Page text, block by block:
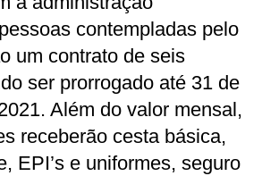
contempladas pelo
um contrato de seis
ser prorrogado até 31 de
Além do valor mensal,
receberão cesta básica,
EPI’s e uniformes, seguro